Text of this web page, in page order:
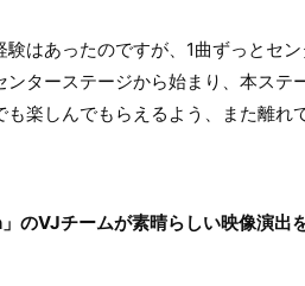
はあったのですが、1曲ずっとセ
ターステージから始まり、本ステ
楽しんでもらえるよう、また離れ
VJチームが素晴らしい映像演出を